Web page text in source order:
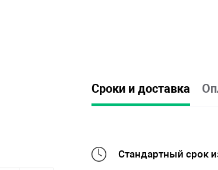
Сроки и доставка
Стандартный срок